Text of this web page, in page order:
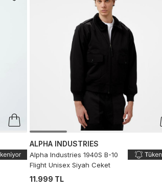
ALPHA INDUSTRIES
Alpha Industries 1940S B-10
Flight Unisex Siyah Ceket
11.999 TL